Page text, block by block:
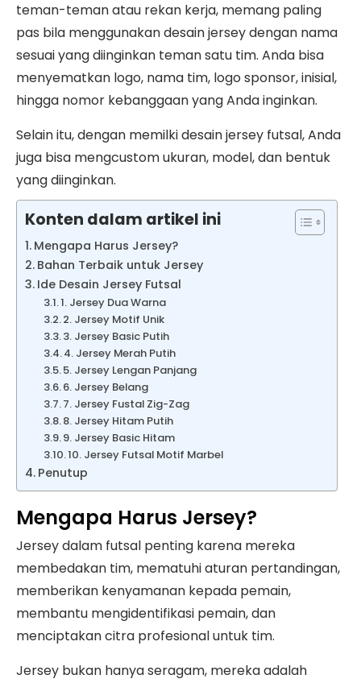
teman-teman atau rekan kerja, memang paling
pas bila menggunakan desain jersey dengan nama
sesuai yang diinginkan teman satu tim. Anda bisa
menyematkan logo, nama tim, logo sponsor, inisial,
hingga nomor kebanggaan yang Anda inginkan.
Selain itu, dengan memilki desain jersey futsal, Anda
juga bisa mengcustom ukuran, model, dan bentuk
yang diinginkan.
Konten dalam artikel ini
Mengapa Harus Jersey?
Bahan Terbaik untuk Jersey
Ide Desain Jersey Futsal
1. Jersey Dua Warna
2. Jersey Motif Unik
3. Jersey Basic Putih
4. Jersey Merah Putih
5. Jersey Lengan Panjang
6. Jersey Belang
7. Jersey Fustal Zig-Zag
8. Jersey Hitam Putih
9. Jersey Basic Hitam
10. Jersey Futsal Motif Marbel
Penutup
Mengapa Harus Jersey?
Jersey dalam futsal penting karena mereka
membedakan tim, mematuhi aturan pertandingan,
memberikan kenyamanan kepada pemain,
membantu mengidentifikasi pemain, dan
menciptakan citra profesional untuk tim.
Jersey bukan hanya seragam, mereka adalah